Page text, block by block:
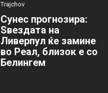
Trajchov
Сунес прогнозира:
Ѕвездата на
Ливерпул ќе замине
во Реал, близок е со
Белингем